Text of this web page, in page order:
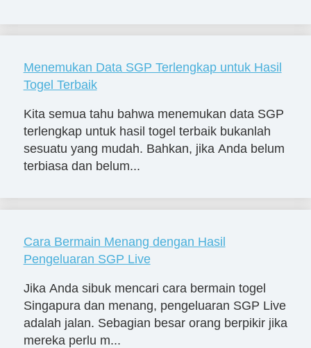
Menemukan Data SGP Terlengkap untuk Hasil
Togel Terbaik
Kita semua tahu bahwa menemukan data SGP
terlengkap untuk hasil togel terbaik bukanlah
sesuatu yang mudah. Bahkan, jika Anda belum
terbiasa dan belum...
Cara Bermain Menang dengan Hasil
Pengeluaran SGP Live
Jika Anda sibuk mencari cara bermain togel
Singapura dan menang, pengeluaran SGP Live
adalah jalan. Sebagian besar orang berpikir jika
mereka perlu m...